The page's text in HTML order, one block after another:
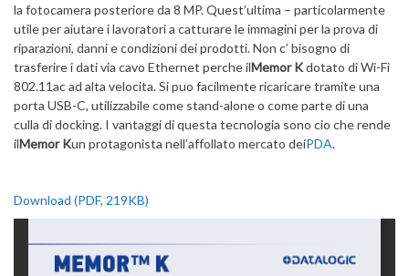
la fotocamera posteriore da 8 MP. Quest’ultima – particolarmente
utile per aiutare i lavoratori a catturare le immagini per la prova di
riparazioni, danni e condizioni dei prodotti. Non c’ bisogno di
trasferire i dati via cavo Ethernet perche ilMemor Kdotato di Wi-Fi
802.11ac ad alta velocita. Si puo facilmente ricaricare tramite una
porta USB-C, utilizzabile come stand-alone o come parte di una
culla di docking. I vantaggi di questa tecnologia sono cio che rende
ilMemor Kun protagonista nell’affollato mercato deiPDA.
Download (PDF, 219KB)